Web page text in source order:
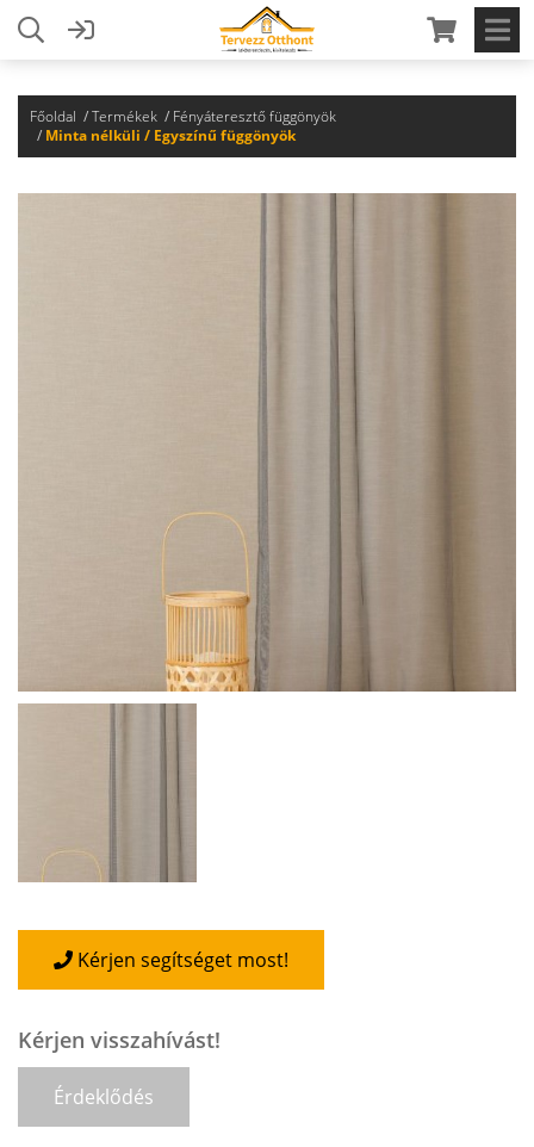
Főoldal Termékek
Fényáteresztő függönyök
Minta nélküli / Egyszínű függönyök
Kérjen segítséget most!
Kérjen visszahívást!
Érdeklődés